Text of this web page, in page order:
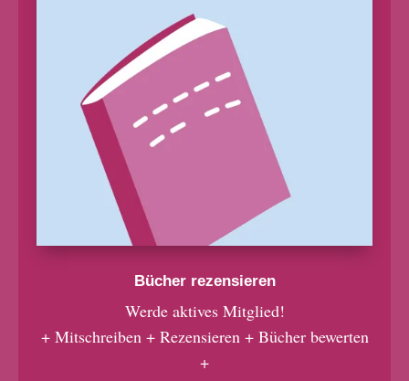
Bücher rezensieren
Werde aktives Mitglied!
+ Mitschreiben + Rezensieren + Bücher bewerten
+